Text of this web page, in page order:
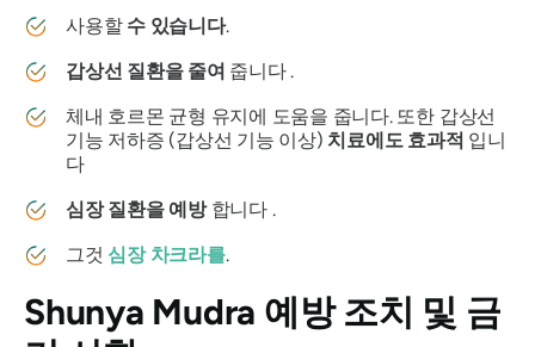
사용할 수 있습니다.
갑상선 질환을 줄여 줍니다 .
체내 호르몬 균형 유지에 도움을 줍니다. 또한 갑상선
기능 저하증 (갑상선 기능 이상) 치료에도 효과적 입니
다
심장 질환을 예방합니다 .
그것 심장 차크라를.
Shunya Mudra 예방 조치 및 금